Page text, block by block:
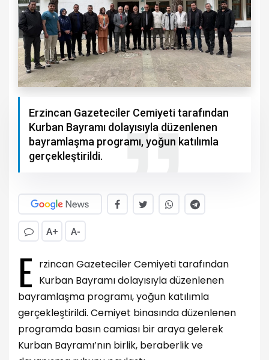
Erzincan Gazeteciler Cemiyeti tarafından
Kurban Bayramı dolayısıyla düzenlenen
bayramlaşma programı, yoğun katılımla
gerçekleştirildi.
A+ A-
E rzincan Gazeteciler Cemiyeti tarafından
Kurban Bayramı dolayısıyla düzenlenen
bayramlaşma programı, yoğun katılımla
gerçekleştirildi. Cemiyet binasında düzenlenen
programda basın camiası bir araya gelerek
Kurban Bayramı’nın birlik, beraberlik ve